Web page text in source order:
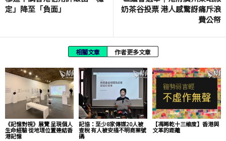
定」降至「負面」
奶茶谷投票 港人感驚訝痛斥浪
費公帑
相關文章 作者更多文章
《記憶對視》展覽 呈現個人
生命經驗 從地理位置連結香
港記憶
記協：至少8家傳媒20人被
查稅 有人被安插不明商業號
碼
【馮睎乾十三維度】香港與
文革的距離